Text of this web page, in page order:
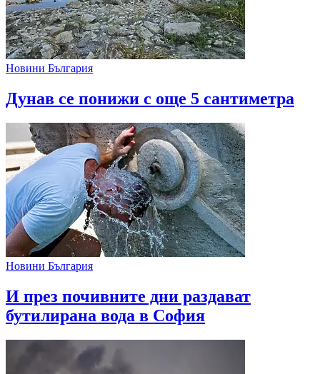
Новини България
Дунав се понижи с още 5 сантиметра
Новини България
И през почивните дни раздават
бутилирана вода в София